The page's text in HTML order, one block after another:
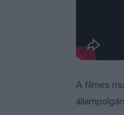
A filmes